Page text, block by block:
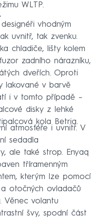
WLTP.
vhodným
uvnitř, tak zvenku.
chladiče, lišty kolem
zadního nárazníku,
dveřích. Oproti
lakované v barvě
i v tomto případě –
disky z lehké
kola Betria.
atmosféře i uvnitř. V
sedadla
ale také strop. Enyaq
tříramenným
kterým lze pomocí
otočných ovladačů
Věnec volantu
švy, spodní část